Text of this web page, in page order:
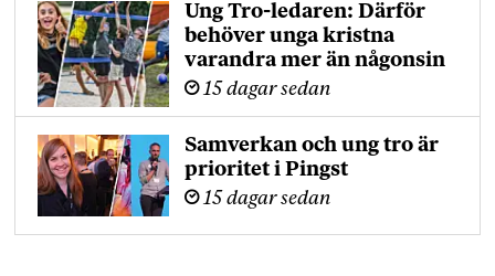
Ung Tro-ledaren: Därför
behöver unga kristna
varandra mer än någonsin
15 dagar sedan
Samverkan och ung tro är
prioritet i Pingst
15 dagar sedan